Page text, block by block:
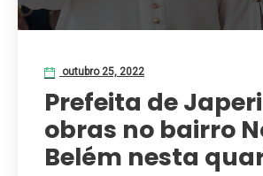
outubro 25, 2022
Prefeita de
obras no bairro
Belém nesta